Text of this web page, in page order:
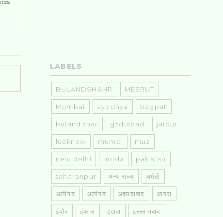
LABELS
BULANDSHAHR MEERUT
Mumbai ayodhya bagpat
buland shar gzdiabad jaipur
lucknow mumbi muz
new delhi noida pakistan
saharanpur अन्य राज्य अमेठी
अलीगढ अलीगढ़ अहमदाबाद आगरा
इंदौर इंफाल इटावा इस्लामाबाद